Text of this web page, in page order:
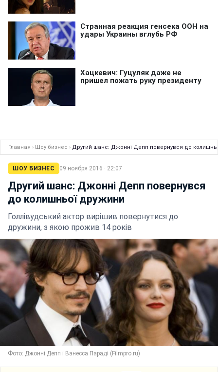
Главная › Шоу бизнес › Другий шанс: Джонні Депп повернувся до
ШОУ БИЗНЕС 09 ноября 2016 · 22:07
Другий шанс: Джонні Депп повернувся
до колишньої дружини
Голлівудський актор вирішив повернутися до
дружини, з якою прожив 14 років
Фото: Джонні Депп і Ванесса Параді (Filmpro.ru)